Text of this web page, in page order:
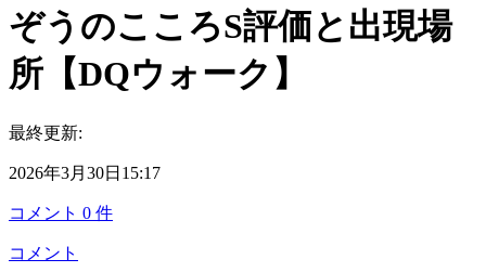
ぞうのこころS評価と出現場
所【DQウォーク】
最終更新:
2026年3月30日15:17
コメント 0 件
コメント